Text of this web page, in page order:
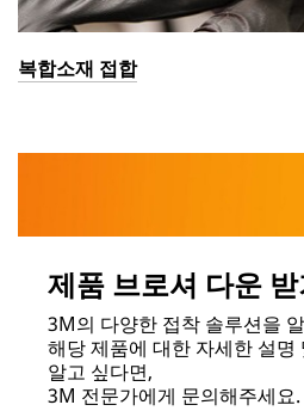
복합소재 접합
제품 브로셔 다운 받
3M의 다양한 접착 솔루션을
해당 제품에 대한 자세한 설명
알고 싶다면,
3M 전문가에게 문의해주세요.